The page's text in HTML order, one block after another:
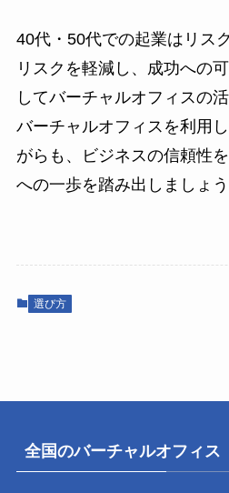
40代・50代での起業はリス
リスクを軽減し、成功への
してバーチャルオフィスの
バーチャルオフィスを利用
がらも、ビジネスの信頼性
への一歩を踏み出しましょう
選び方
全国のバーチャルオフィス